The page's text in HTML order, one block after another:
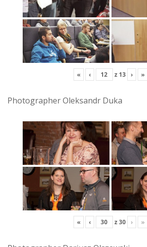
« ‹ z 13 › »
Photographer Oleksandr Duka
« ‹ z30 › »